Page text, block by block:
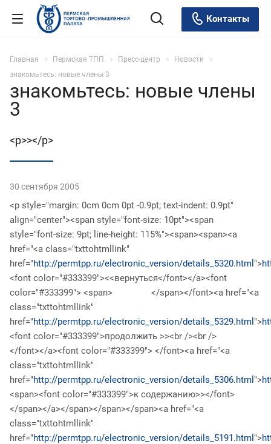
Контакты
Главная Пермская ТПП Пресс-центр
Новости
знакомьтесь: новые члены 3
знакомьтесь: новые члены
3
<p>></p>
30 сентября 2005
<p style="margin: 0cm 0cm 0pt -0.9pt; text-indent: 0.9pt"
align="center"><span style="font-size: 10pt"><span
style="font-size: 9pt; line-height: 115%"><span><span><a
href="<a class="txttohtmllink"
href="http://permtpp.ru/electronic_version/details_5320.html ">
<font color="#333399"><<вернуться</font></a><font
color="#333399"> <span> </span></font><a href="<a
class="txttohtmllink"
href="http://permtpp.ru/electronic_version/details_5329.html ">
<font color="#333399">продолжить >><br /><br />
</font></a><font color="#333399"> </font><a href="<a
class="txttohtmllink"
href="http://permtpp.ru/electronic_version/details_5306.html ">
<span><font color="#333399">к содержанию>></font>
</span></a></span></span></span><a href="<a
class="txttohtmllink"
href="http://permtpp.ru/electronic_version/details_5191.html ">